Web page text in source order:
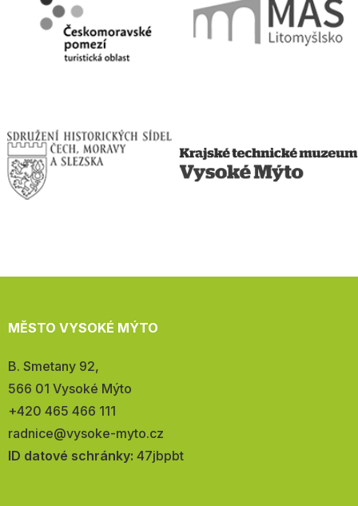
MĚSTO VYSOKÉ MÝTO
Adresa:
B. Smetany 92,
566 01 Vysoké Mýto
Telefon:
+420 465 466 111
E-
mail:
radnice@vysoke-myto.cz
ID datové schránky: 47jbpbt